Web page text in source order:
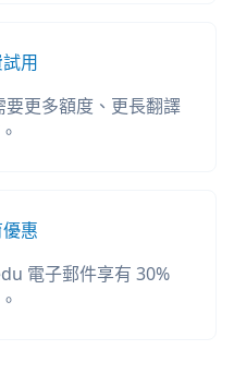
用
更多額度、更長翻譯
惠
電子郵件享有 30%